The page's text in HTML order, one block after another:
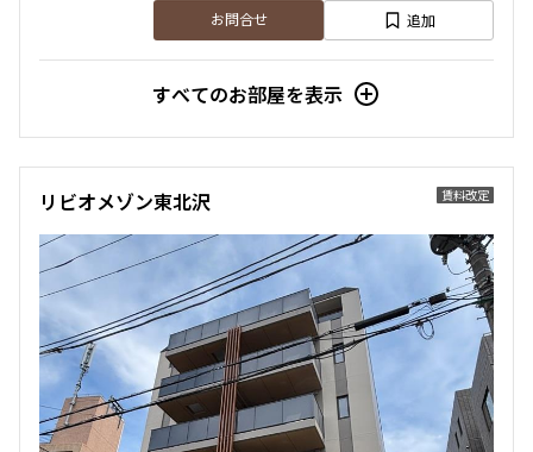
お問合せ 追加
187,000円15,000円
32.49㎡
新築 ペット可
お問合せ
お問合せ 追加
すべてのお部屋を表示
賃料改定
リビオメゾン東北沢